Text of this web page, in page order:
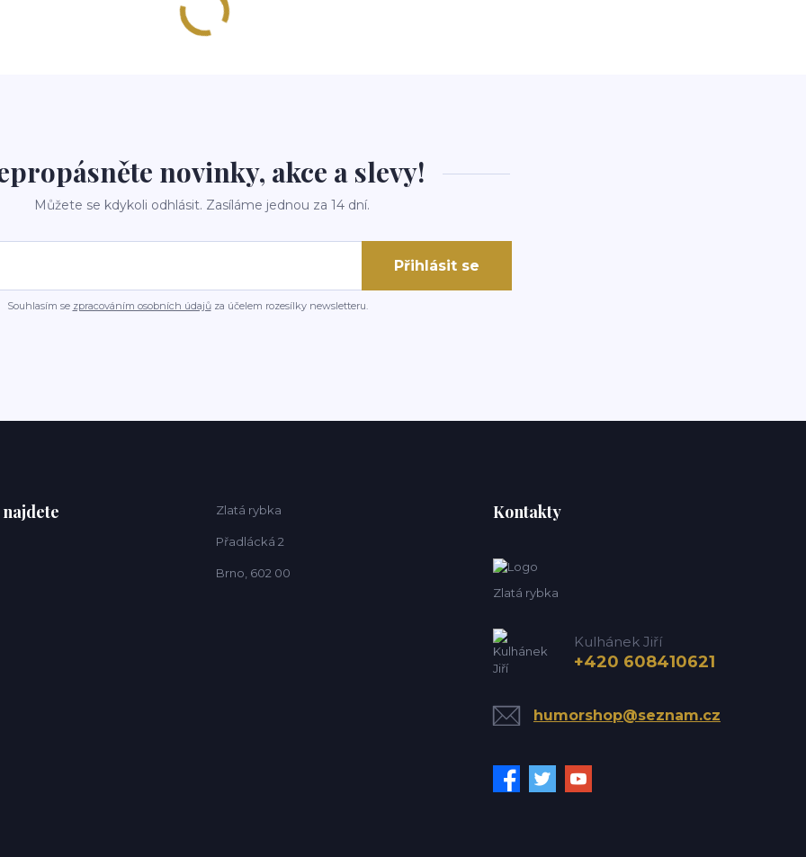
novinky, akce a slevy!
Můžete se kdykoli odhlásit. Zasíláme jednou za 14 dní.
Přihlásit se
Souhlasím se zpracováním osobních údajůza účelem rozesílky newsletteru.
Zlatá rybka
Přadlácká 2
Brno, 602 00
Kontakty
Zlatá rybka
Kulhánek Jiří
+420 608410621
humorshop@seznam.cz